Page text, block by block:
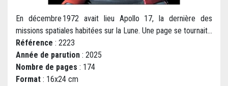
En décembre 1972 avait lieu Apollo 17, la dernière des
missions spatiales habitées sur la Lune. Une page se tournait...
Référence : 2223
Année de parution : 2025
Nombre de pages : 174
Format : 16x24 cm